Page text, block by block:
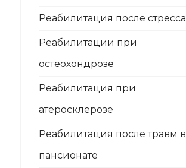
Реабилитация после стресса
Реабилитации при
остеохондрозе
Реабилитация при
атеросклерозе
Реабилитация после травм в
пансионате